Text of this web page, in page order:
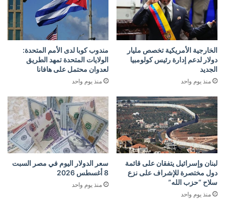
الخارجية الأمريكية تخصص مليار
دولار لدعم إدارة رئيس كولومبيا
الجديد
منذ يوم واحد
مندوب كوبا لدى الأمم المتحدة:
الولايات المتحدة تمهد الطريق
لعدوان محتمل على هافانا
منذ يوم واحد
لبنان وإسرائيل يتفقان على قائمة
دول مختصرة للإشراف على نزع
سلاح “حزب الله”
منذ يوم واحد
سعر الدولار اليوم في مصر السبت
8 أغسطس 2026
منذ يوم واحد